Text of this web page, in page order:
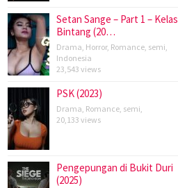
Setan Sange – Part 1 – Kelas
Bintang (20…
Drama, Horror, Romance, semi,
Indonesia
23,543 views
PSK (2023)
Drama, Romance, semi,
20,133 views
Pengepungan di Bukit Duri
(2025)